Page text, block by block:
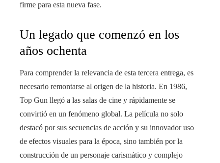
firme para esta nueva fase.
Un legado que comenzó en los
años ochenta
Para comprender la relevancia de esta tercera entrega, es
necesario remontarse al origen de la historia. En 1986,
Top Gun llegó a las salas de cine y rápidamente se
convirtió en un fenómeno global. La película no solo
destacó por sus secuencias de acción y su innovador uso
de efectos visuales para la época, sino también por la
construcción de un personaje carismático y complejo